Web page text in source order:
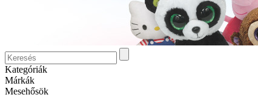
Kategóriák
Márkák
Mesehősök